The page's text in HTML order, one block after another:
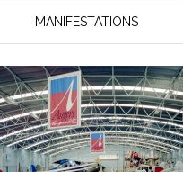
MANIFESTATIONS